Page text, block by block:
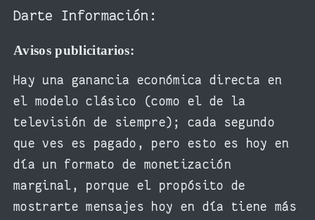
Darte Información:
Avisos publicitarios:
Hay una ganancia económica directa en
el modelo clásico (como el de la
televisión de siempre); cada segundo
que ves es pagado, pero esto es hoy en
día un formato de monetización
marginal, porque el propósito de
mostrarte mensajes hoy en día tiene más